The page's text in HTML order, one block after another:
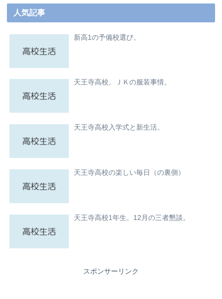
人気記事
新高1の予備校選び。
天王寺高校。ＪＫの服装事情。
天王寺高校入学式と新生活。
天王寺高校の楽しい毎日（の裏側）
天王寺高校1年生。12月の三者懇談。
スポンサーリンク